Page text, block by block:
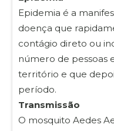
Epidemia é a
doença que
contágio direto ou
número de pessoas
território e que
período.
Transmissão
O mosquito Aedes